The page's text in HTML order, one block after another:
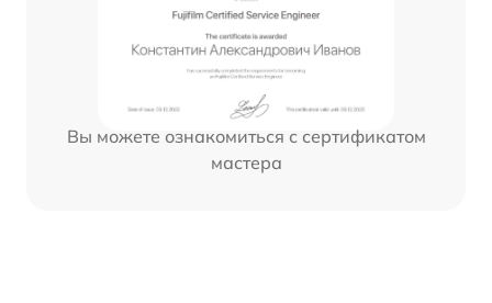
Вы можете ознакомиться с сертификатом
мастера